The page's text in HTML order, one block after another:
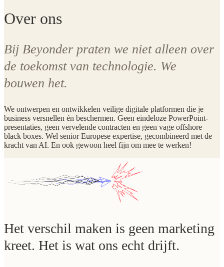
Over ons
Bij Beyonder praten we niet alleen over
de toekomst van technologie. We
bouwen het.
We ontwerpen en ontwikkelen veilige digitale platformen die je
business versnellen én beschermen. Geen eindeloze PowerPoint-
presentaties, geen vervelende contracten en geen vage offshore
black boxes. Wel senior Europese expertise, gecombineerd met de
kracht van AI. En ook gewoon heel fijn om mee te werken!
Het verschil maken is geen marketing
kreet. Het is wat ons echt drijft.